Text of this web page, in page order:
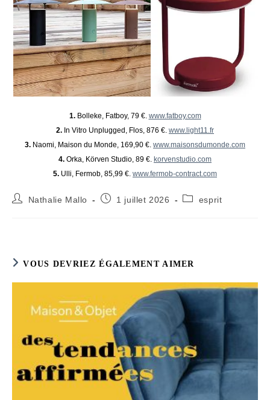
1.Bolleke, Fatboy, 79 €. www.fatboy.com
2. In Vitro Unplugged, Flos, 876 €. www.light11.fr
3. Naomi, Maison du Monde, 169,90 €. www.maisonsdumonde.com
4. Orka, Körven Studio, 89 €. korvenstudio.com
5. Ulli, Fermob, 85,99 €. www.fermob-contract.com
Auteur/autrice
Nathalie Mallo
Publication
1 juillet 2026
Postesprit
VOUS DEVRIEZ ÉGALEMENT AIMER